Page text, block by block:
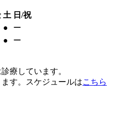
土 日/祝
●
ー
● ー
療しています。
す。スケジュールはこちら